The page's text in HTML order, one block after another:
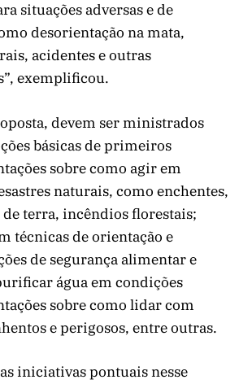
situações adversas e de
desorientação na mata,
acidentes e outras
exemplificou.
devem ser ministrados
básicas de primeiros
sobre como agir em
naturais, como enchentes,
terra, incêndios florestais;
técnicas de orientação e
de segurança alimentar e
água em condições
sobre como lidar com
e perigosos, entre outras.
iniciativas pontuais nesse